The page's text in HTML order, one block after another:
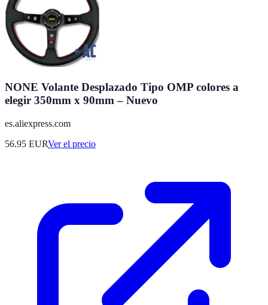
NONE Volante Desplazado Tipo OMP colores a
elegir 350mm x 90mm – Nuevo
es.aliexpress.com
56.95 EURVer el precio